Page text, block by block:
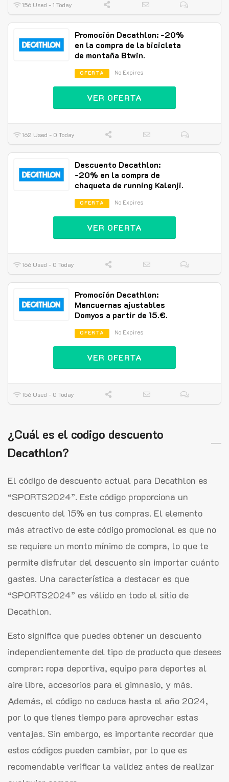
156 Used - 1 Today
Promoción Decathlon: -20%
en la compra de la bicicleta
de montaña Btwin.
OFERTA No Expires
VER OFERTA
162 Used - 0 Today
Descuento Decathlon:
-20% en la compra de
chaqueta de running Kalenji.
OFERTA No Expires
VER OFERTA
166 Used - 0 Today
Promoción Decathlon:
Mancuernas ajustables
Domyos a partir de 15.€.
OFERTA No Expires
VER OFERTA
156 Used - 0 Today
¿Cuál es el codigo descuento
Decathlon?
El código de descuento actual para Decathlon es
“SPORTS2024”. Este código proporciona un
descuento del 15% en tus compras. El elemento
más atractivo de este código promocional es que no
se requiere un monto mínimo de compra, lo que te
permite disfrutar del descuento sin importar cuánto
gastes. Una característica a destacar es que
“SPORTS2024” es válido en todo el sitio de
Decathlon.
Esto significa que puedes obtener un descuento
independientemente del tipo de producto que desees
comprar: ropa deportiva, equipo para deportes al
aire libre, accesorios para el gimnasio, y más.
Además, el código no caduca hasta el año 2024,
por lo que tienes tiempo para aprovechar estas
ventajas. Sin embargo, es importante recordar que
estos códigos pueden cambiar, por lo que es
recomendable verificar la validez antes de realizar